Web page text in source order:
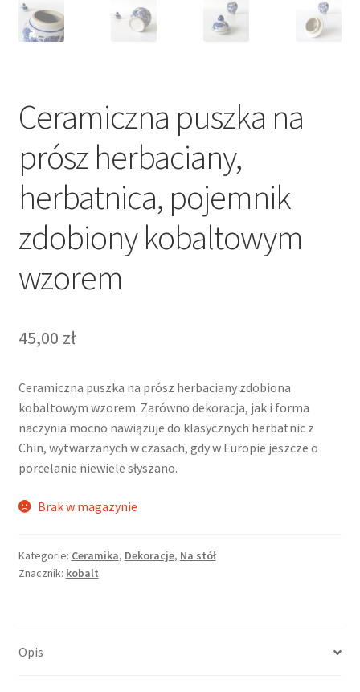
Ceramiczna puszka na
prósz herbaciany,
herbatnica, pojemnik
zdobiony kobaltowym
wzorem
45,00 zł
Ceramiczna puszka na prósz herbaciany zdobiona
kobaltowym wzorem. Zarówno dekoracja, jak i forma
naczynia mocno nawiązuje do klasycznych herbatnic z
Chin, wytwarzanych w czasach, gdy w Europie jeszcze o
porcelanie niewiele słyszano.
Brak w magazynie
Kategorie: Ceramika, Dekoracje, Na stół
Znacznik: kobalt
Opis